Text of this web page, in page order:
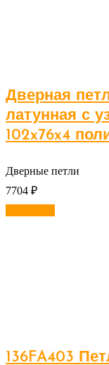
Дверная
латунная с
102x76x4
Дверные петли
7704 ₽
136FA403